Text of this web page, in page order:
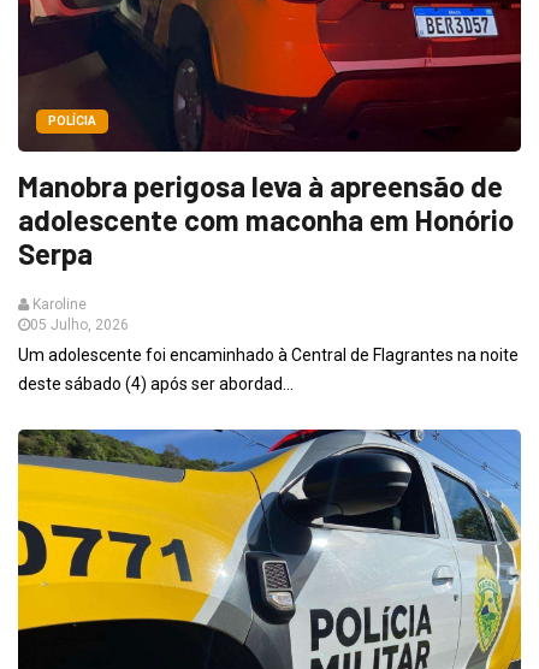
POLÍCIA
Manobra perigosa leva à apreensão de
adolescente com maconha em Honório
Serpa
Karoline
05 Julho, 2026
Um adolescente foi encaminhado à Central de Flagrantes na noite
deste sábado (4) após ser abordad...